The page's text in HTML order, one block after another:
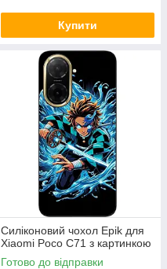
Купити
Силіконовий чохол Epik для
Xiaomi Poco C71 з картинкою
Готово до відправки